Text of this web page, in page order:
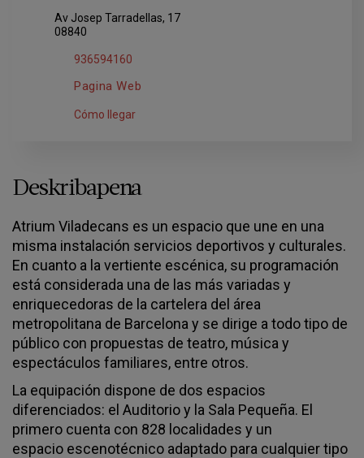
Av Josep Tarradellas, 17
08840
936594160
Pagina Web
Cómo llegar
Deskribapena
Atrium Viladecans es un espacio que une en una
misma instalación servicios deportivos y culturales.
En cuanto a la vertiente escénica, su programación
está considerada una de las más variadas y
enriquecedoras de la cartelera del área
metropolitana de Barcelona y se dirige a todo tipo de
público con propuestas de teatro, música y
espectáculos familiares, entre otros.
La equipación dispone de dos espacios
diferenciados: el Auditorio y la Sala Pequeña. El
primero cuenta con 828 localidades y un
espacio escenotécnico adaptado para cualquier tipo